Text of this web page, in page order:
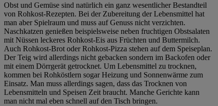
Obst und Gemüse sind natürlich ein ganz wesentlicher Bestandteil
von Rohkost-Rezepten. Bei der Zubereitung der Lebensmittel hat
man aber Spielraum und muss auf Genuss nicht verzichten.
Naschkatzen genießen beispielsweise neben fruchtigen Obstsalaten
mit Nüssen leckeres Rohkost-Eis aus Früchten und Buttermilch.
Auch Rohkost-Brot oder Rohkost-Pizza stehen auf dem Speiseplan.
Der Teig wird allerdings nicht gebacken sondern im Backofen oder
mit einem Dörrgerät getrocknet. Um Lebensmittel zu trocknen,
kommen bei Rohköstlern sogar Heizung und Sonnenwärme zum
Einsatz. Man muss allerdings sagen, dass das Trocknen von
Lebensmitteln und Speisen Zeit braucht. Manche Gerichte kann
man nicht mal eben schnell auf den Tisch bringen.